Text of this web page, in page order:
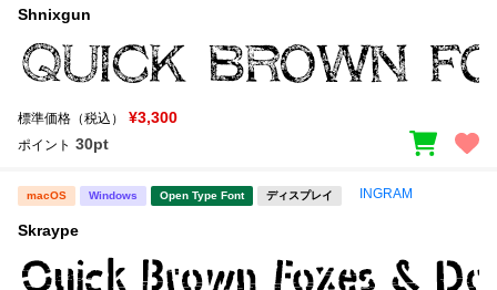
Shnixgun
標準価格（税込） ¥3,300
ポイント 30pt
macOS Windows Open Type Font ディスプレイ INGRAM
Skraype